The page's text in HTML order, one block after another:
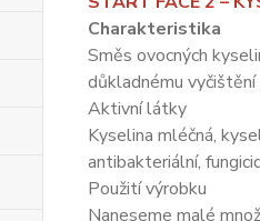
Charakteristika
Směs ovocných
důkladnému
Aktivní látky
Kyselina mléčná,
antibakteriální,
Použití výrobku
Naneseme malé